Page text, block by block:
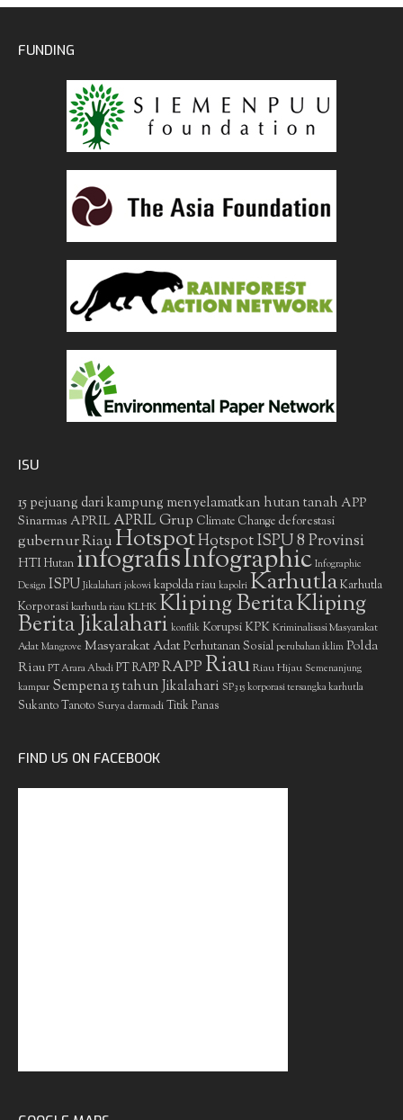
FUNDING
ISU
15 pejuang dari kampung menyelamatkan hutan tanah APP
Sinarmas APRIL APRIL Grup Climate Change deforestasi
gubernur RiauHotspotHotspot ISPU 8 Provinsi
HTIHutan infografisInfographic Infographic
Design ISPU Jikalahari jokowi kapolda riau kapolri KarhutlaKarhutla
Korporasikarhutla riauKLHKKliping BeritaKliping
Berita Jikalahari konflik Korupsi KPKKriminalisasi Masyarakat
Adat Mangrove Masyarakat AdatPerhutanan Sosial perubahan iklim Polda
Riau PT Arara Abadi PT RAPPRAPPRiauRiau Hijau Semenanjung
kampar Sempena 15 tahun Jikalahari SP3 15 korporasi tersangka karhutla
Sukanto Tanoto Surya darmadiTitik Panas
FIND US ON FACEBOOK